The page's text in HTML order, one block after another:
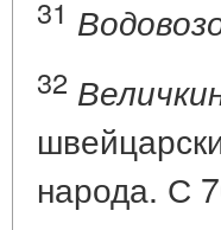
31
32
народа. С